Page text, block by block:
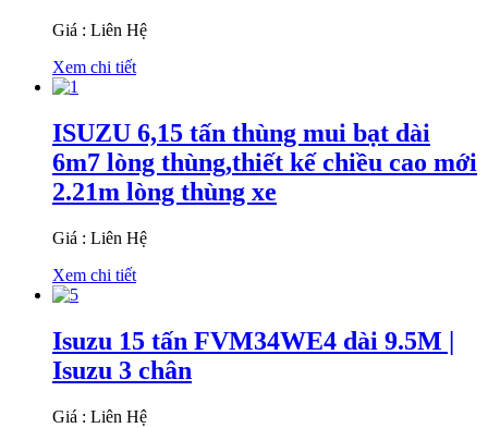
Giá : Liên Hệ
Xem chi tiết
ISUZU 6,15 tấn thùng mui bạt dài
6m7 lòng thùng,thiết kế chiều cao mới
2.21m lòng thùng xe
Giá : Liên Hệ
Xem chi tiết
Isuzu 15 tấn FVM34WE4 dài 9.5M |
Isuzu 3 chân
Giá : Liên Hệ